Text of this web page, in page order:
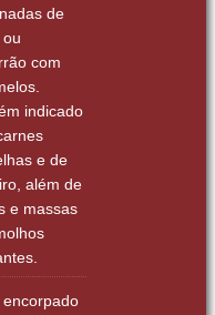
de
com
indicado
e de
além de
e massas
encorpado